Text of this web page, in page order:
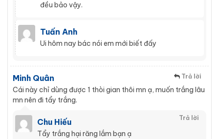
đều bảo vậy.
Tuấn Anh
Ui hôm nay bác nói em mới biết đấy
Minh Quân Trả lời
Cái này chỉ dùng được 1 thòi gian thôi mn ạ, muốn trắng lâu
mn nên đi tẩy trắng.
Chu Hiếu Trả lời
Tẩy trắng hại răng lắm bạn ạ